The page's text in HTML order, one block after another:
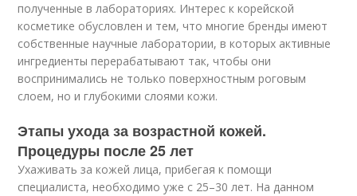
полученные в лабораториях. Интерес к корейской
косметике обусловлен и тем, что многие бренды имеют
собственные научные лаборатории, в которых активные
ингредиенты перерабатывают так, чтобы они
воспринимались не только поверхностным роговым
слоем, но и глубокими слоями кожи.
Этапы ухода за возрастной кожей.
Процедуры после 25 лет
Ухаживать за кожей лица, прибегая к помощи
специалиста, необходимо уже с 25–30 лет. На данном